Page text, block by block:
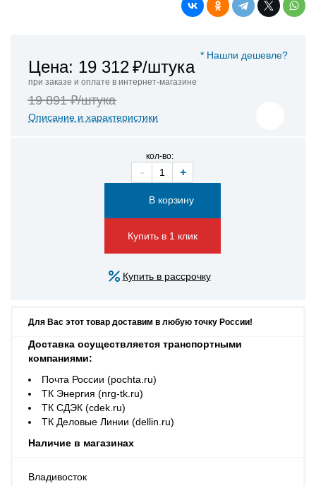
* Нашли дешевле?
Цена: 19 312₽/штука
при заказе и оплате в интернет-магазине
19 891 ₽/штука
Описание и характеристики
кол-во:
- +
Купить в 1 клик
Купить в рассрочку
Для Вас этот товар доставим в любую точку России!
Доставка осуществляется транспортными
компаниями:
Почта России (pochta.ru)
ТК Энергия (nrg-tk.ru)
ТК СДЭК (cdek.ru)
ТК Деловые Линии (dellin.ru)
Наличие в магазинах
Владивосток